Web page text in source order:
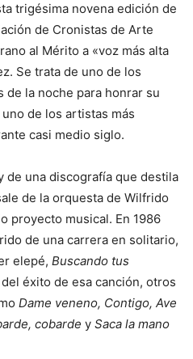
trigésima novena edición de
de Cronistas de Arte
al Mérito a «voz más alta
Se trata de uno de los
la noche para honrar su
de los artistas más
casi medio siglo.
de una discografía que destila
de la orquesta de Wilfrido
proyecto musical. En 1986
de una carrera en solitario,
elepé, Buscando tus
éxito de esa canción, otros
Dame veneno, Contigo, Ave
cobarde y Saca la mano